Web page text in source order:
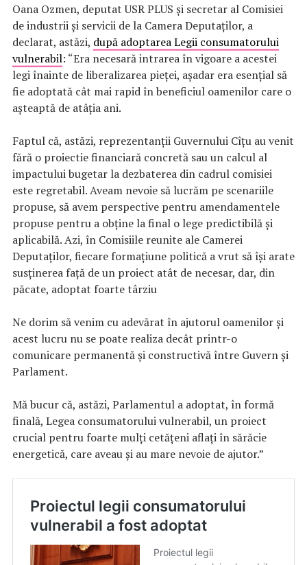
Oana Ozmen, deputat USR PLUS și secretar al Comisiei
de industrii și servicii de la Camera Deputaților, a
declarat, astăzi, după adoptarea Legii consumatorului
vulnerabil: “Era necesară intrarea în vigoare a acestei
legi înainte de liberalizarea pieței, așadar era esențial să
fie adoptată cât mai rapid în beneficiul oamenilor care o
așteaptă de atâția ani.
Faptul că, astăzi, reprezentanții Guvernului Cîțu au venit
fără o proiectie financiară concretă sau un calcul al
impactului bugetar la dezbaterea din cadrul comisiei
este regretabil. Aveam nevoie să lucrăm pe scenariile
propuse, să avem perspective pentru amendamentele
propuse pentru a obține la final o lege predictibilă și
aplicabilă. Azi, în Comisiile reunite ale Camerei
Deputaților, fiecare formațiune politică a vrut să își arate
susținerea față de un proiect atât de necesar, dar, din
păcate, adoptat foarte târziu
Ne dorim să venim cu adevărat în ajutorul oamenilor și
acest lucru nu se poate realiza decât printr-o
comunicare permanentă și constructivă între Guvern și
Parlament.
Mă bucur că, astăzi, Parlamentul a adoptat, în formă
finală, Legea consumatorului vulnerabil, un proiect
crucial pentru foarte mulți cetățeni aflați în sărăcie
energetică, care aveau și au mare nevoie de ajutor.”